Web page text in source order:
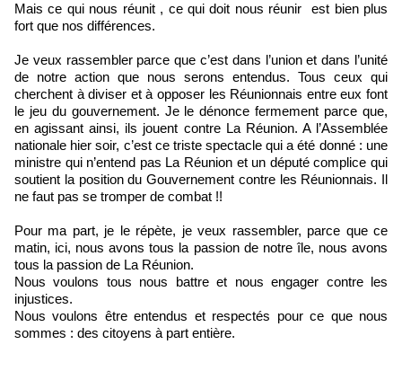
Mais ce qui nous réunit , ce qui doit nous réunir est bien plus
fort que nos différences.
Je veux rassembler parce que c’est dans l’union et dans l’unité
de notre action que nous serons entendus. Tous ceux qui
cherchent à diviser et à opposer les Réunionnais entre eux font
le jeu du gouvernement. Je le dénonce fermement parce que,
en agissant ainsi, ils jouent contre La Réunion. A l’Assemblée
nationale hier soir, c’est ce triste spectacle qui a été donné : une
ministre qui n’entend pas La Réunion et un député complice qui
soutient la position du Gouvernement contre les Réunionnais. Il
ne faut pas se tromper de combat !!
Pour ma part, je le répète, je veux rassembler, parce que ce
matin, ici, nous avons tous la passion de notre île, nous avons
tous la passion de La Réunion.
Nous voulons tous nous battre et nous engager contre les
injustices.
Nous voulons être entendus et respectés pour ce que nous
sommes : des citoyens à part entière.